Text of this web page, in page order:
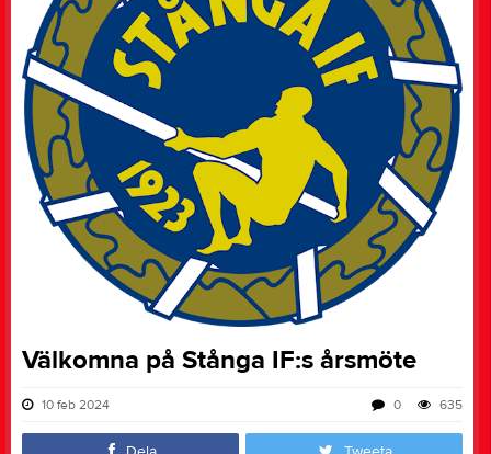
Välkomna på Stånga IF:s årsmöte
10 feb 2024 635
0